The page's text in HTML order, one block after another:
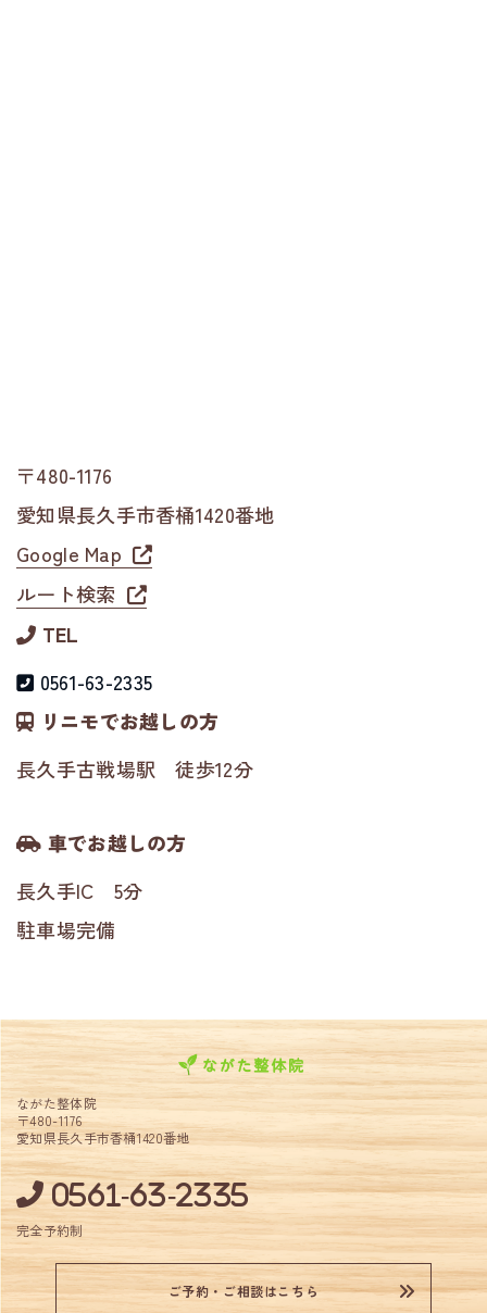
〒480-1176
愛知県長久手市香桶1420番地
Google Map
ルート検索
TEL
0561-63-2335
リニモでお越しの方
長久手古戦場駅 徒歩12分
車でお越しの方
長久手IC 5分
駐車場完備
ながた整体院
〒480-1176
愛知県長久手市香桶1420番地
0561-63-2335
完全予約制
ご予約・ご相談はこちら